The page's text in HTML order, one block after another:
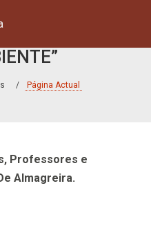
Página Actual
Professores e
Almagreira.